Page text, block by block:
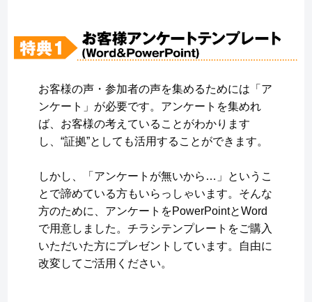
お客様の声・参加者の声を集めるためには「ア
ンケート」が必要です。アンケートを集めれ
ば、お客様の考えていることがわかります
し、“証拠”としても活用することができます。
しかし、「アンケートが無いから…」というこ
とで諦めている方もいらっしゃいます。そんな
方のために、アンケートをPowerPointとWord
で用意しました。チラシテンプレートをご購入
いただいた方にプレゼントしています。自由に
改変してご活用ください。